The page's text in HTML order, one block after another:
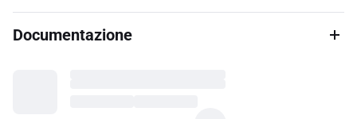
Documentazione